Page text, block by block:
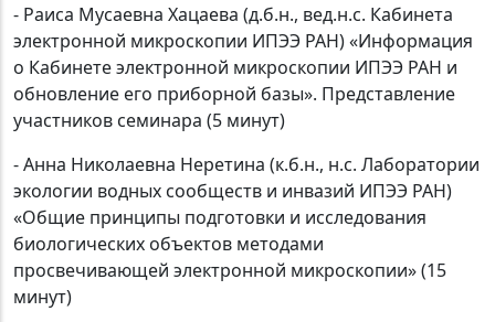
- Раиса Мусаевна Хацаева (д.б.н., вед.н.с. Кабинета
электронной микроскопии ИПЭЭ РАН) «Информация
о Кабинете электронной микроскопии ИПЭЭ РАН и
обновление его приборной базы». Представление
участников семинара (5 минут)
- Анна Николаевна Неретина (к.б.н., н.с. Лаборатории
экологии водных сообществ и инвазий ИПЭЭ РАН)
«Общие принципы подготовки и исследования
биологических объектов методами
просвечивающей электронной микроскопии» (15
минут)